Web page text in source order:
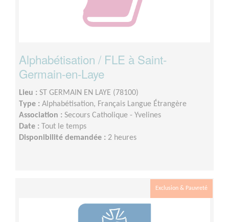
Alphabétisation / FLE à Saint-
Germain-en-Laye
Lieu : ST GERMAIN EN LAYE (78100)
Type : Alphabétisation, Français Langue Étrangère
Association : Secours Catholique - Yvelines
Date :
Tout le temps
Disponibilité demandée : 2 heures
Exclusion & Pauvreté